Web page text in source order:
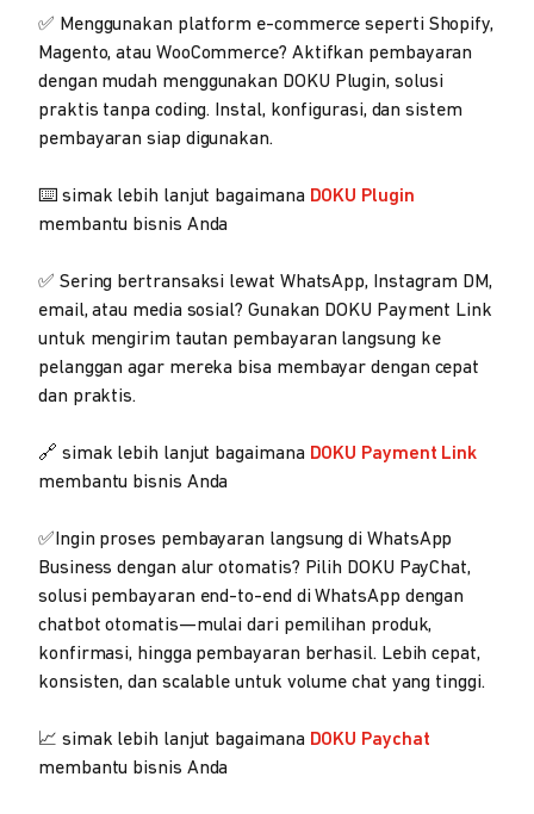
✅ Menggunakan platform e-commerce seperti Shopify,
Magento, atau WooCommerce? Aktifkan pembayaran
dengan mudah menggunakan DOKU Plugin, solusi
praktis tanpa coding. Instal, konfigurasi, dan sistem
pembayaran siap digunakan.
⌨️ simak lebih lanjut bagaimana DOKU Plugin
membantu bisnis Anda
✅ Sering bertransaksi lewat WhatsApp, Instagram DM,
email, atau media sosial? Gunakan DOKU Payment Link
untuk mengirim tautan pembayaran langsung ke
pelanggan agar mereka bisa membayar dengan cepat
dan praktis.
🔗 simak lebih lanjut bagaimana DOKU Payment Link
membantu bisnis Anda
✅Ingin proses pembayaran langsung di WhatsApp
Business dengan alur otomatis? Pilih DOKU PayChat,
solusi pembayaran end-to-end di WhatsApp dengan
chatbot otomatis—mulai dari pemilihan produk,
konfirmasi, hingga pembayaran berhasil. Lebih cepat,
konsisten, dan scalable untuk volume chat yang tinggi.
📈 simak lebih lanjut bagaimana DOKU Paychat
membantu bisnis Anda